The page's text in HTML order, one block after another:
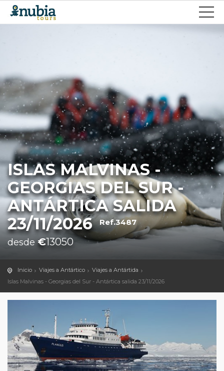
ISLAS MALVINAS -
GEORGIAS DEL SUR -
ANTÁRTICA SALIDA
23/11/2026 Ref.3487
desde€13050
Inicio Viajes a Antártico
Viajes a Antártida
Islas Malvinas - Georgias del Sur - Antártica salida 23/11/2026